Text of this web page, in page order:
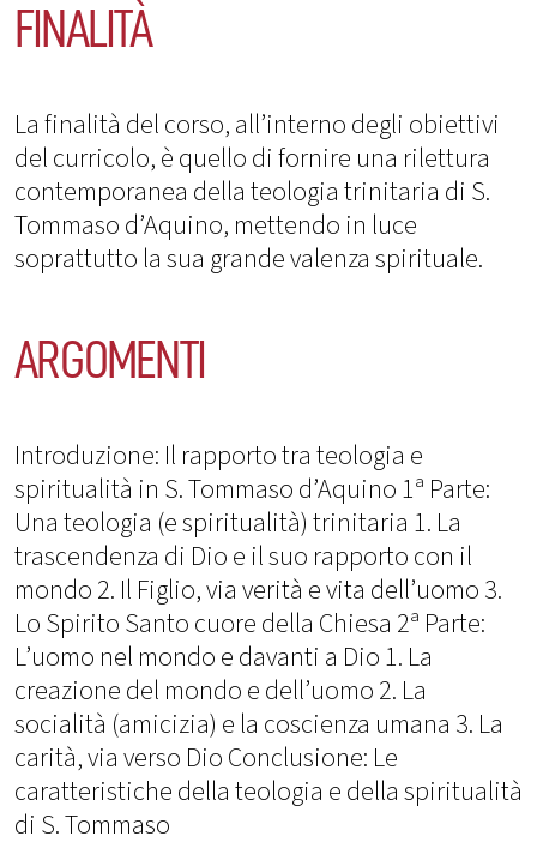
FINALITÀ
La finalità del corso, all’interno degli obiettivi
del curricolo, è quello di fornire una rilettura
contemporanea della teologia trinitaria di S.
Tommaso d’Aquino, mettendo in luce
soprattutto la sua grande valenza spirituale.
ARGOMENTI
Introduzione: Il rapporto tra teologia e
spiritualità in S. Tommaso d’Aquino 1ª Parte:
Una teologia (e spiritualità) trinitaria 1. La
trascendenza di Dio e il suo rapporto con il
mondo 2. Il Figlio, via verità e vita dell’uomo 3.
Lo Spirito Santo cuore della Chiesa 2ª Parte:
L’uomo nel mondo e davanti a Dio 1. La
creazione del mondo e dell’uomo 2. La
socialità (amicizia) e la coscienza umana 3. La
carità, via verso Dio Conclusione: Le
caratteristiche della teologia e della spiritualità
di S. Tommaso